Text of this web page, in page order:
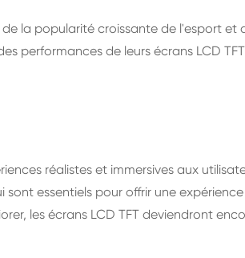
la popularité croissante de l'esport et
performances de leurs écrans LCD TFT
réalistes et immersives aux
essentiels pour offrir une expérience
les écrans LCD TFT deviendront